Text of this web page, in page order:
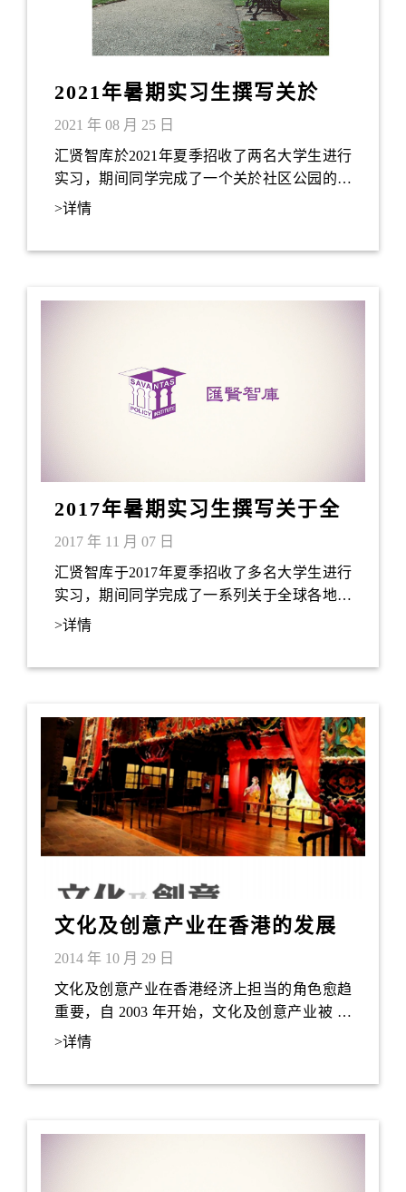
2021年暑期实习生撰写关於
「社区公园创意主题整合初步
计划」
2021 年 08 月 25 日
汇贤智库於2021年夏季招收了两名大学生进行
实习，期间同学完成了一个关於社区公园的研
究报告，名为「社区公园创意主题整合初步计
>详情
2017年暑期实习生撰写关于全
球各地主要湾区的研究报告
2017 年 11 月 07 日
汇贤智库于2017年夏季招收了多名大学生进行
实习，期间同学完成了一系列关于全球各地主
要湾区的研究报告，为汇贤智库在粤港澳大湾
>详情
文化及创意产业在香港的发展
2014 年 10 月 29 日
文化及创意产业在香港经济上担当的角色愈趋
重要，自 2003 年开始，文化及创意产业被 香
港政府纳入为主要推动的发展产业之一。在
>详情